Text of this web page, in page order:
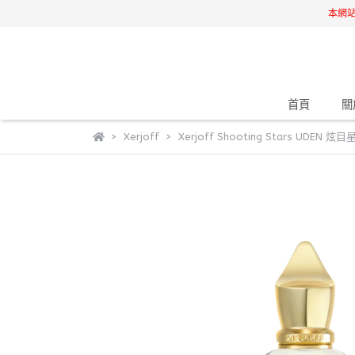
本網
首頁
Xerjoff Xerjoff Shooting Stars UDEN 炫目